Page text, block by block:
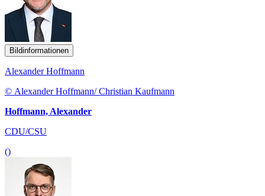
Bildinformationen
Alexander Hoffmann
© Alexander Hoffmann/ Christian Kaufmann
Hoffmann, Alexander
CDU/CSU
()